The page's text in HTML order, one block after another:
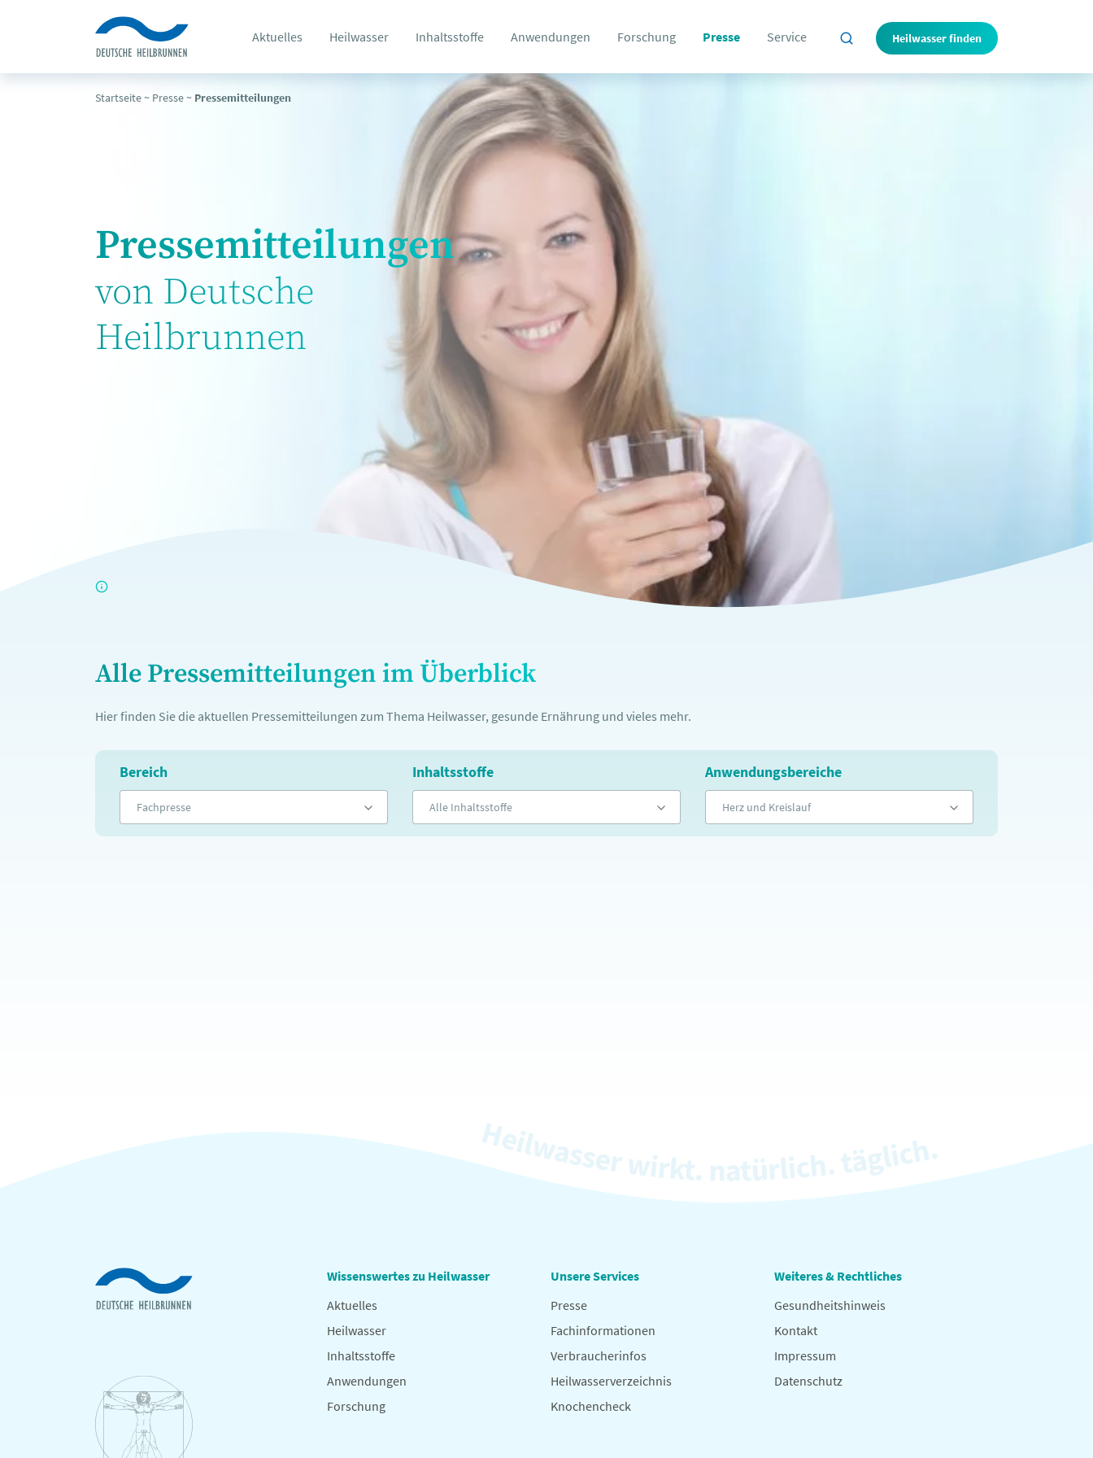
Aktuelles Heilwasser Inhaltsstoffe Anwendungen Forschung Presse Service Heilwasser finden
Startseite~ Presse~ Pressemitteilungen
Pressemitteilungen
von Deutsche
Heilbrunnen
Alle Pressemitteilungen im Überblick
Hier finden Sie die aktuellen Pressemitteilungen zum Thema Heilwasser, gesunde Ernährung und vieles mehr.
Bereich
Fachpresse
Inhaltsstoffe
Alle Inhaltsstoffe
Anwendungsbereiche
Herz und Kreislauf
Wissenswertes zu Heilwasser
Aktuelles
Heilwasser
Inhaltsstoffe
Anwendungen
Forschung
Unsere Services
Presse
Fachinformationen
Verbraucherinfos
Heilwasserverzeichnis
Knochencheck
Weiteres & Rechtliches
Gesundheitshinweis
Kontakt
Impressum
Datenschutz